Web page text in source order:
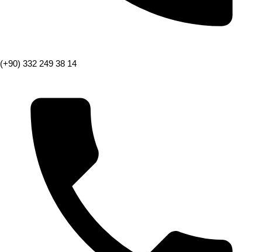
(+90) 332 249 38 14